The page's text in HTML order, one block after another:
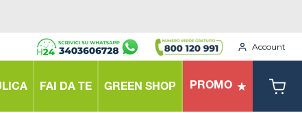
Account
FAI DA TE GREEN SHOP PROMO